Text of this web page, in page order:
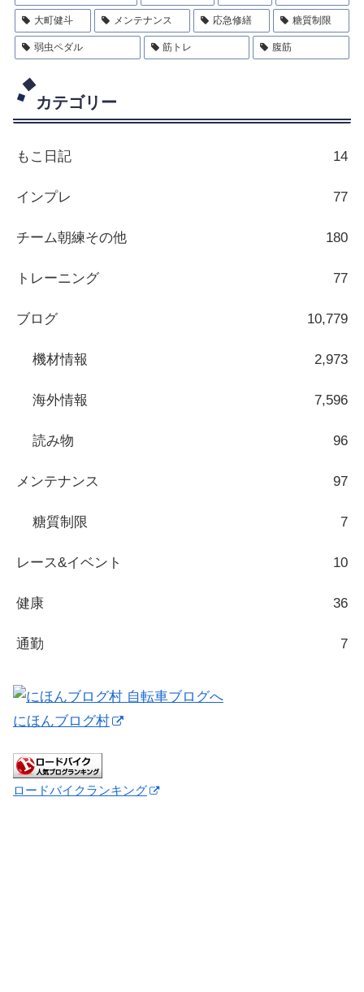
大町健斗 メンテナンス 応急修繕 糖質制限
弱虫ペダル 筋トレ 腹筋
カテゴリー
もこ日記 14
インプレ 77
チーム朝練その他 180
トレーニング 77
ブログ 10,779
機材情報 2,973
海外情報 7,596
読み物 96
メンテナンス 97
糖質制限 7
レース&イベント 10
健康 36
通勤 7
にほんブログ村
ロードバイクランキング